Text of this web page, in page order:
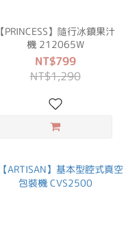
【PRINCESS】隨行冰鎮果汁
機 212065W
NT$799
NT$1,290